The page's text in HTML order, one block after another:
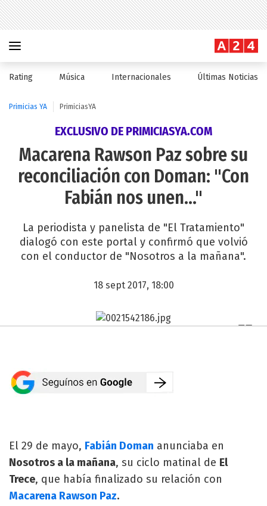
Rating Música Internacionales Últimas Noticias
Primicias YA PrimiciasYA
EXCLUSIVO DE PRIMICIASYA.COM
Macarena Rawson Paz sobre su
reconciliación con Doman: "Con
Fabián nos unen..."
La periodista y panelista de "El Tratamiento"
dialogó con este portal y confirmó que volvió
con el conductor de "Nosotros a la mañana".
18 sept 2017, 18:00
El 29 de mayo, Fabián Doman anunciaba en
Nosotros a la mañana, su ciclo matinal de El
Trece, que había finalizado su relación con
Macarena Rawson Paz.